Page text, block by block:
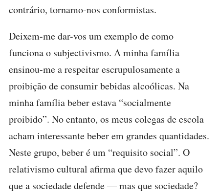
contrário, tornamo-nos conformistas.
Deixem-me dar-vos um exemplo de como
funciona o subjectivismo. A minha família
ensinou-me a respeitar escrupulosamente a
proibição de consumir bebidas alcoólicas. Na
minha família beber estava “socialmente
proibido”. No entanto, os meus colegas de escola
acham interessante beber em grandes quantidades.
Neste grupo, beber é um “requisito social”. O
relativismo cultural afirma que devo fazer aquilo
que a sociedade defende — mas que sociedade?